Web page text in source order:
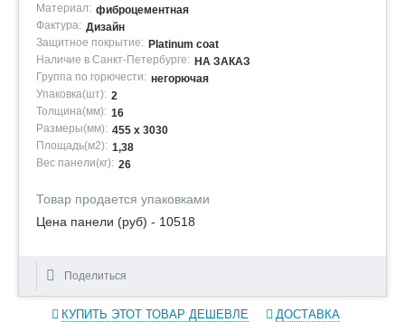
Материал: фиброцементная
Фактура: Дизайн
Защитное покрытие: Platinum coat
Наличие в Санкт-Петербурге: НА ЗАКАЗ
Группа по горючести: негорючая
Упаковка(шт): 2
Толщина(мм): 16
Размеры(мм): 455 х 3030
Площадь(м2): 1,38
Вес панели(кг): 26
Товар продается упаковками
Цена панели (руб) - 10518
Поделиться
КУПИТЬ ЭТОТ ТОВАР ДЕШЕВЛЕ
ДОСТАВКА